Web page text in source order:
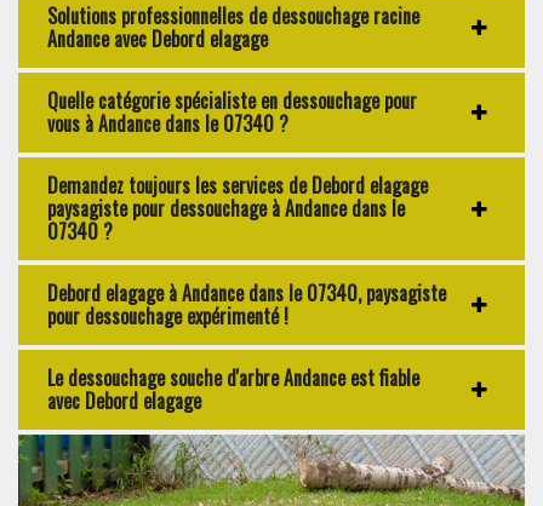
Solutions professionnelles de dessouchage racine
Andance avec Debord elagage
Quelle catégorie spécialiste en dessouchage pour
vous à Andance dans le 07340 ?
Demandez toujours les services de Debord elagage
paysagiste pour dessouchage à Andance dans le
07340 ?
Debord elagage à Andance dans le 07340, paysagiste
pour dessouchage expérimenté !
Le dessouchage souche d'arbre Andance est fiable
avec Debord elagage